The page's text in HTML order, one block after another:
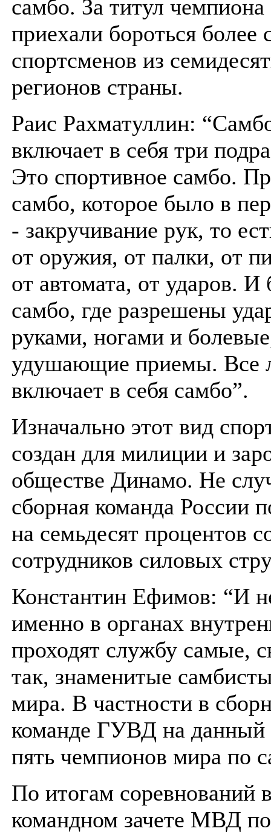
самбо. За титул
приехали бороться более
спортсменов из
регионов страны.
Раис Рахматуллин:
включает в себя три
Это спортивное самбо.
самбо, которое было в
- закручивание рук, то
от оружия, от палки, от
от автомата, от ударов. И
самбо, где разрешены
руками, ногами и
удушающие приемы. Все
включает в себя самбо”.
Изначально этот вид
создан для милиции и
обществе Динамо. Не
сборная команда России
на семьдесят процентов
сотрудников силовых
Константин Ефимов: “И
именно в органах
проходят службу самые,
так, знаменитые
мира. В частности в
команде ГУВД на данный
пять чемпионов мира по
По итогам соревнований
командном зачете МВД по